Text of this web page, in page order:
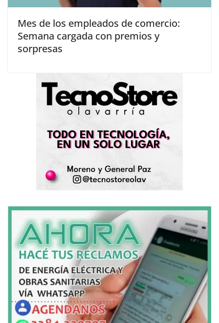
Mes de los empleados de comercio:
Semana cargada con premios y
sorpresas